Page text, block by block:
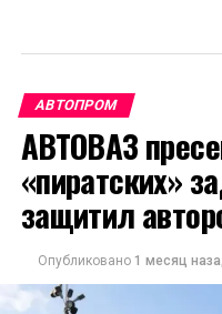
АВТОПРОМ
АВТОВАЗ
«пиратских»
защитил
Опубликовано 1 месяц